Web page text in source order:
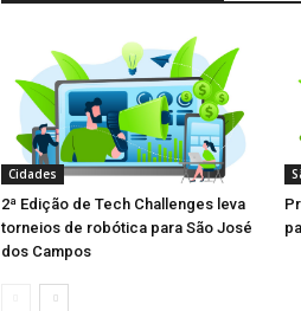
Cidades
2ª Edição de Tech Challenges leva
torneios de robótica para São José
dos Campos